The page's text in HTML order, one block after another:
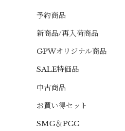
予約商品
新商品/再入荷商品
GPWオリジナル商品
SALE特価品
中古商品
お買い得セット
SMG＆PCC